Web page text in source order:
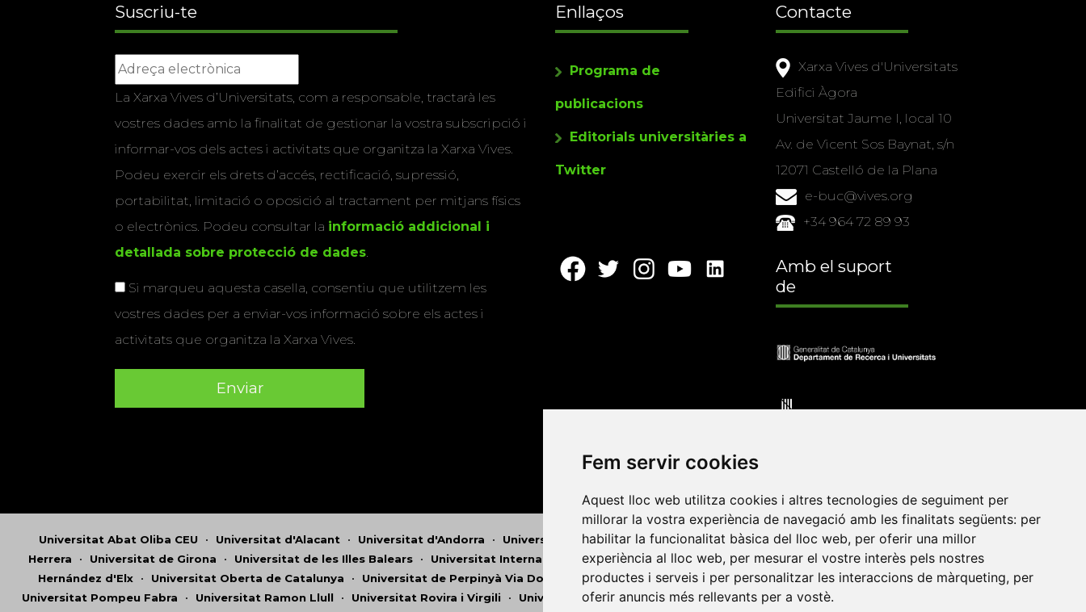
Fem servir cookies
Aquest lloc web utilitza cookies i altres tecnologies de seguiment per
millorar la vostra experiència de navegació amb les finalitats següents: per
habilitar la funcionalitat bàsica del lloc web, per oferir una millor
experiència al lloc web, per mesurar el vostre interès pels nostres
productes i serveis i per personalitzar les interaccions de màrqueting, per
oferir anuncis més rellevants per a vostè.
Suscriu-te
La Xarxa Vives d’Universitats, com a responsable, tractarà les
vostres dades amb la finalitat de gestionar la vostra subscripció i
informar-vos dels actes i activitats que organitza la Xarxa Vives.
Podeu exercir els drets d’accés, rectificació, supressió,
portabilitat, limitació o oposició al tractament per mitjans físics
o electrònics. Podeu consultar la informació addicional i
detallada sobre protecció de dades.
Si marqueu aquesta casella, consentiu que utilitzem les
vostres dades per a enviar-vos informació sobre els actes i
activitats que organitza la Xarxa Vives.
Enllaços
Programa de
publicacions
Editorials universitàries a
Twitter
Contacte
Xarxa Vives d'Universitats
Edifici Àgora
Universitat Jaume I, local 10
Av. de Vicent Sos Baynat, s/n
12071 Castelló de la Plana
e-buc@vives.org
+34 964 72 89 93
Amb el suport
de
Universitat Abat Oliba CEU • Universitat d'Alacant • Universitat d'Andorra • Universitat Autònoma de Barcelona•Universitat de Barcelona•Universitat CEU Cardenal
Herrera • Universitat de Girona • Universitat de les Illes Balears • Universitat Internacional de Catalunya• Universitat Jaume I•Universitat de Lleida•Universitat Miguel
Hernández d'Elx • Universitat Oberta de Catalunya • Universitat de Perpinyà Via Domitia •Universitat Politècnica de Catalunya•Universitat Politècnica de València•
Universitat Pompeu Fabra • Universitat Ramon Llull • Universitat Rovira i Virgili • Universitat de Sàsser•Universitat de València•Universitat de Vic - Universitat Central de